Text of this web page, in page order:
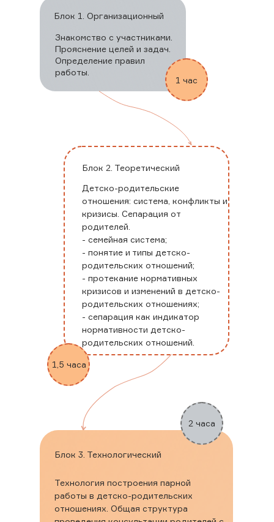
Знакомство с участниками.
Прояснение целей и задач.
Определение правил
работы.
Блок 2. Теоретический
Блок 1. Организационный
1 час
Детско-родительские
отношения: система, конфликты и
кризисы. Сепарация от
родителей.
- семейная система;
- понятие и типы детско-
родительских отношений;
- протекание нормативных
кризисов и изменений в детско-
родительских отношениях;
- сепарация как индикатор
нормативности детско-
родительских отношений.
1,5 часа
Блок 3. Технологический
Технология построения парной
работы в детско-родительских
отношениях. Общая структура
2 часа
Фактический адрес: 20002 Тула Галкина 21-45
Юридический адрес: 320002 Тула Галкина 21-45
Электронная почта: info@insayt-shcool.ru
Телефон: 8-953-964-9779, Тел./факс: 8-962-276-
ИП Пантюшина Ольга Игоревна
ИНН 710306332930 / ОГРНИП 304710333400125
Политика обработки персональных данных
Договор Оферты
Порядок возврата денежных средств
Порядок и правила оплаты участия
Онлайн-школа «Инсайт»
Дипломы и сертификаты